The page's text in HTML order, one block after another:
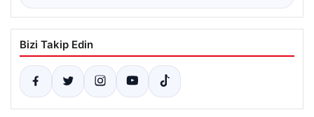
Bizi Takip Edin